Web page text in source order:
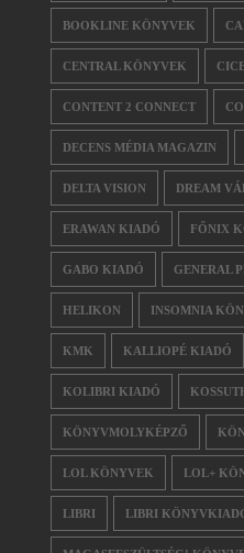
BOOKLINE KÖNYVEK
CENTRAL KÖNYVEK
CONTENT 2 CONNECT
DECENS MÉDIA MAGAZIN
DELTA VISION DREAM
ERAWAN KIADÓ FŐNIX
GABO KIADÓ GENERAL
HELIKON INSOMNIA
KMK KALLIOPÉ KIADÓ
KOLIBRI KIADÓ
KÖNYVMOLYKÉPZŐ
LOL KÖNYVEK LOL+
LIBRI LIBRI